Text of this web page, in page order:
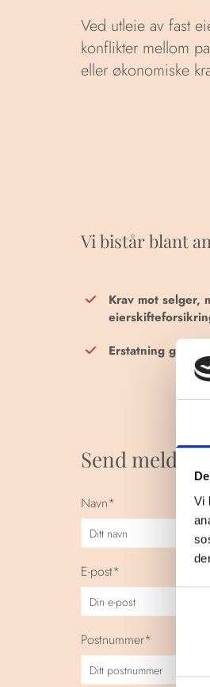
Vi
Ved utleie av fast
konflikter mellom
eller økonomiske
Vi bistår blant
Krav mot selger,
Erstatning
Send
Navn*
E-post*
Postnummer*